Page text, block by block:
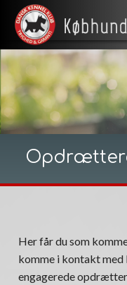
Her får du som
komme i kontakt
engagerede